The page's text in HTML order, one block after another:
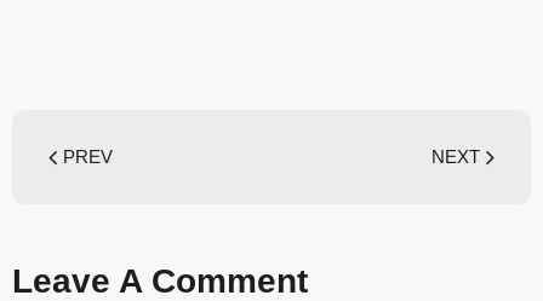
PREV NEXT
Leave A Comment